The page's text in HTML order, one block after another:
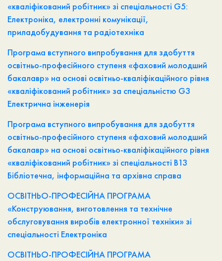
«кваліфікований робітник» зі спеціальності G5:
Електроніка, електронні комунікації,
приладобудування та радіотехніка
Програма вступного випробування для здобуття
освітньо-професійного ступеня «фаховий молодший
бакалавр» на основі освітньо-кваліфікаційного рівня
«кваліфікований робітник» за спеціальністю G3
Електрична інженерія
Програма вступного випробування для здобуття
освітньо-професійного ступеня «фаховий молодший
бакалавр» на основі освітньо-кваліфікаційного рівня
«кваліфікований робітник» зі спеціальності В13
Бібліотечна, інформаційна та архівна справа
ОСВІТНЬО-ПРОФЕСІЙНА ПРОГРАМА
«Конструювання, виготовлення та технічне
обслуговування виробів електронної техніки» зі
спеціальності Електроніка
ОСВІТНЬО-ПРОФЕСІЙНА ПРОГРАМА